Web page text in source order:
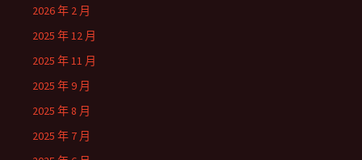
2026 年 2 月
2025 年 12 月
2025 年 11 月
2025 年 9 月
2025 年 8 月
2025 年 7 月